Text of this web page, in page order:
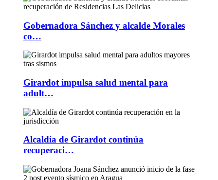
Gobernadora Sánchez y alcalde Morales
co…
Girardot impulsa salud mental para
adult…
Alcaldía de Girardot continúa
recuperaci…